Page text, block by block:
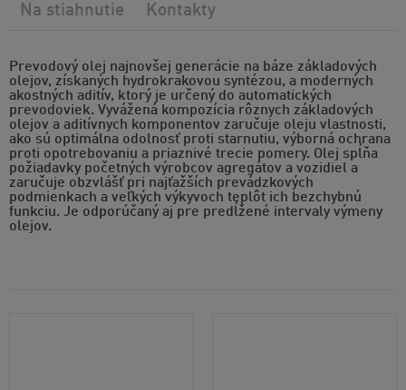
Prevodový olej najnovšej generácie na báze základových
olejov, získaných hydrokrakovou syntézou, a moderných
akostných aditív, ktorý je určený do automatických
prevodoviek. Vyvážená kompozícia rôznych základových
olejov a aditívnych komponentov zaručuje oleju vlastnosti,
ako sú optimálna odolnosť proti starnutiu, výborná ochrana
proti opotrebovaniu a priaznivé trecie pomery. Olej spĺňa
požiadavky početných výrobcov agregátov a vozidiel a
zaručuje obzvlášť pri najťažších prevádzkových
podmienkach a veľkých výkyvoch teplôt ich bezchybnú
funkciu. Je odporúčaný aj pre predĺžené intervaly výmeny
olejov.
Na stiahnutie Kontakty